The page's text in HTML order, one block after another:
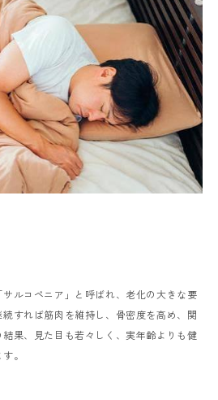
ルコペニア」と呼ばれ、老化の大きな要
すれば筋肉を維持し、骨密度を高め、関
果、見た目も若々しく、実年齢よりも健
。